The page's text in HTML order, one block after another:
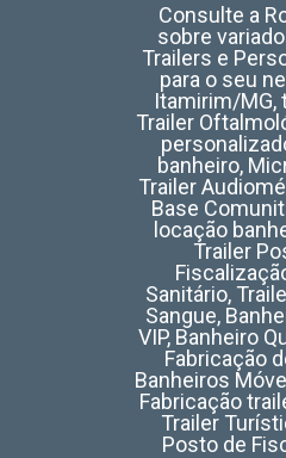
Consulte a
sobre
Trailers e
para o seu
Itamirim/MG,
Trailer
banheiro,
Trailer
Base
locação
Trailer
Sanitário,
Sangue,
VIP, Banheiro
Fabricação
Banheiros
Fabricação
Trailer
Posto de